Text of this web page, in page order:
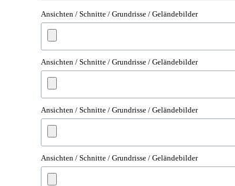
Ansichten / Schnitte / Grundrisse / Geländebilder
Ansichten / Schnitte / Grundrisse / Geländebilder
Ansichten / Schnitte / Grundrisse / Geländebilder
Ansichten / Schnitte / Grundrisse / Geländebilder